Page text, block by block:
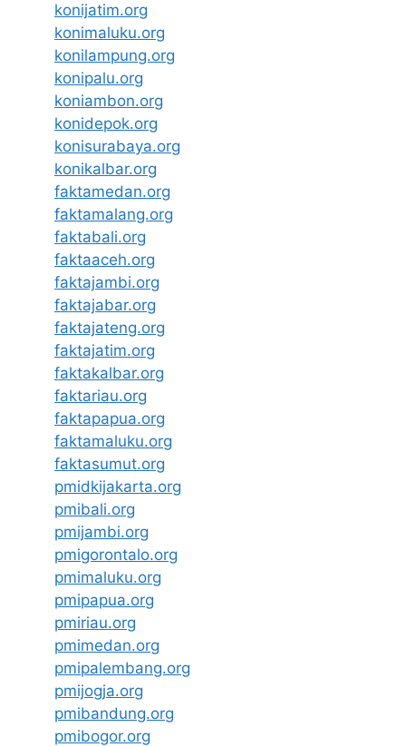
konijatim.org
konimaluku.org
konilampung.org
konipalu.org
koniambon.org
konidepok.org
konisurabaya.org
konikalbar.org
faktamedan.org
faktamalang.org
faktabali.org
faktaaceh.org
faktajambi.org
faktajabar.org
faktajateng.org
faktajatim.org
faktakalbar.org
faktariau.org
faktapapua.org
faktamaluku.org
faktasumut.org
pmidkijakarta.org
pmibali.org
pmijambi.org
pmigorontalo.org
pmimaluku.org
pmipapua.org
pmiriau.org
pmimedan.org
pmipalembang.org
pmijogja.org
pmibandung.org
pmibogor.org